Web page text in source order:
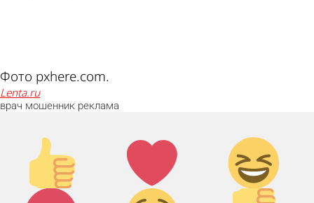
Фото pxhere.com.
lenta.ru
врач мошенник реклама
Палец
вверх!
Лайк!
Дикий
смех!
Агрессия!
Грусть :
Палец